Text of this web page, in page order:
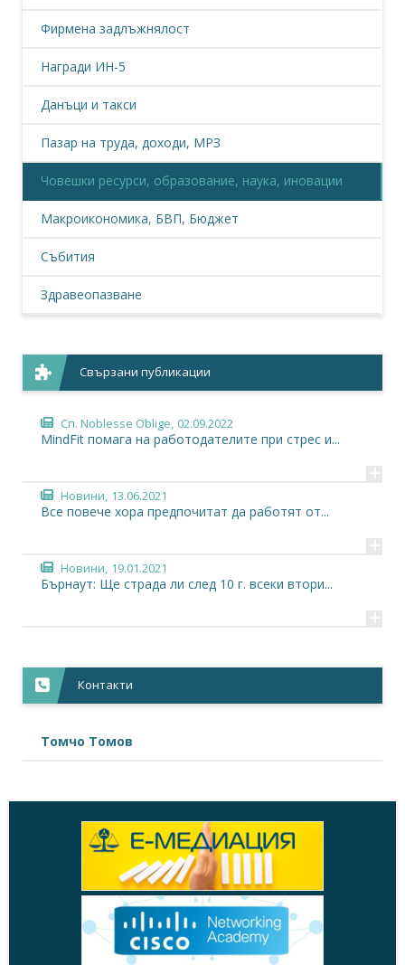
Фирмена задлъжнялост
Награди ИН-5
Данъци и такси
Пазар на труда, доходи, МРЗ
Човешки ресурси, образование, наука, иновации
Макроикономика, БВП, Бюджет
Събития
Здравеопазване
Свързани публикации
Сп. Noblesse Oblige, 02.09.2022
MindFit помага на работодателите при стрес и...
+
Новини, 13.06.2021
Все повече хора предпочитат да работят от...
+
Новини, 19.01.2021
Бърнаут: Ще страда ли след 10 г. всеки втори...
+
Контакти
Томчо Томов